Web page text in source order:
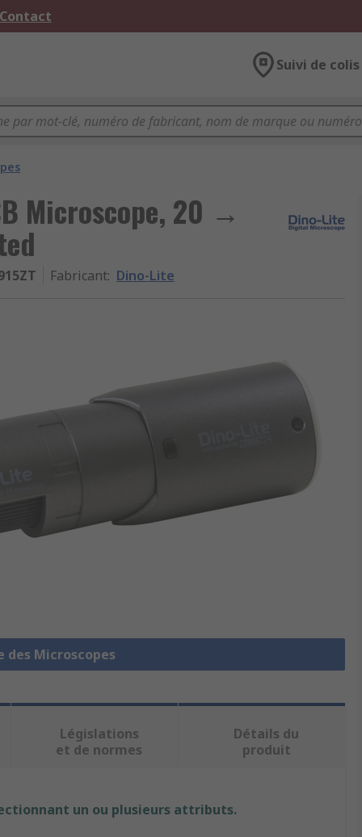
Suivi de colis
Microscope, 20 →
Fabricant: Dino-Lite
des Microscopes
Législations
et de normes
Détails du
produit
un ou plusieurs attributs.